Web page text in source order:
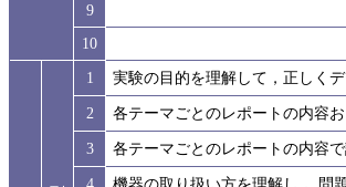
9
10
1
実験の目的を理解して，正しく
2
各テーマごとのレポートの内容
3
各テーマごとのレポートの内容で